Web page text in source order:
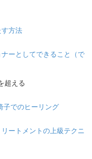
方法
ーとしてできること（で
超える
子でのヒーリング
ートメントの上級テクニ